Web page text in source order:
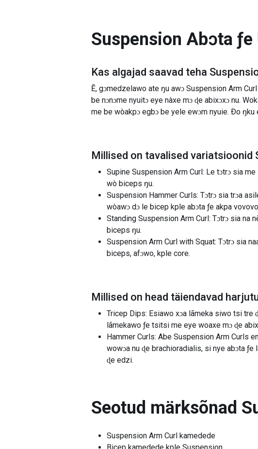
Suspension Abɔta
Kas algajad saavad teha
Ẽ, gɔmedzelawo ate ŋu awɔ Suspension Arm
be nɔnɔme nyuitɔ eye nàxe mɔ ɖe abixɔxɔ nu.
me be wòakpɔ egbɔ be yele ewɔm nyuie. Ðo
Millised on tavalised variatsioonid
Supine Suspension Arm Curl: Le tɔtrɔ sia
wò biceps ŋu.
Suspension Hammer Curls: Tɔtrɔ sia trɔa
wòawɔ dɔ le bicep kple abɔta ƒe akpa
Standing Suspension Arm Curl: Tɔtrɔ sia na
biceps ŋu.
Suspension Arm Curl with Squat: Tɔtrɔ sia
biceps, afɔwo, kple core.
Millised on head täiendavad
Tricep Dips: Esiawo xɔa lãmeka siwo tsi tre
lãmekawo ƒe tsitsi me eye woaxe mɔ ɖe
Hammer Curls: Abe Suspension Arm Curls
wowɔa nu ɖe ​​brachioradialis, si nye abɔta ƒe
ɖe edzi.
Seotud märksõnad
Suspension Arm Curl kamedede